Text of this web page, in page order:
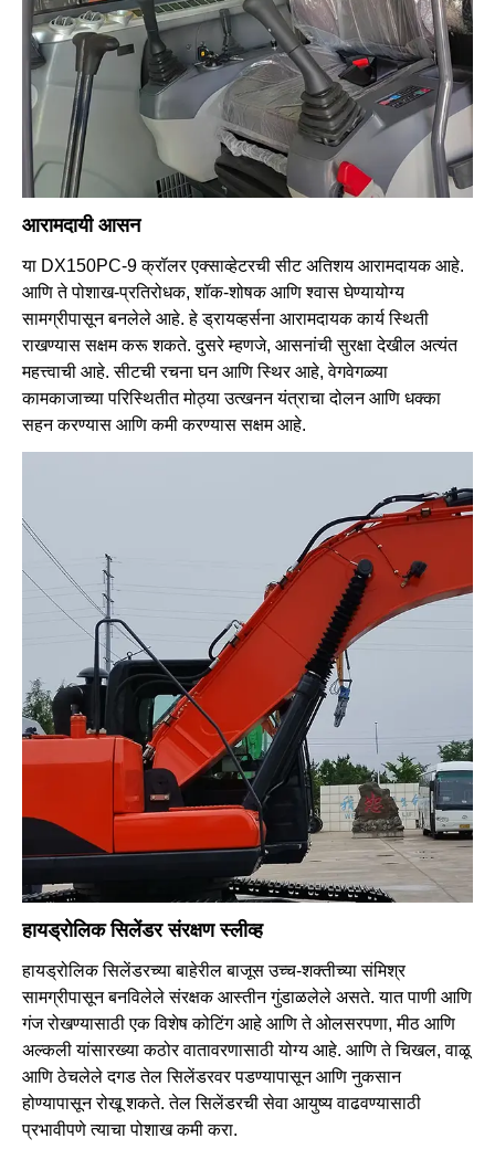
आरामदायी आसन
या DX150PC-9 क्रॉलर एक्साव्हेटरची सीट अतिशय आरामदायक आहे.
आणि ते पोशाख-प्रतिरोधक, शॉक-शोषक आणि श्वास घेण्यायोग्य
सामग्रीपासून बनलेले आहे. हे ड्रायव्हर्सना आरामदायक कार्य स्थिती
राखण्यास सक्षम करू शकते. दुसरे म्हणजे, आसनांची सुरक्षा देखील अत्यंत
महत्त्वाची आहे. सीटची रचना घन आणि स्थिर आहे, वेगवेगळ्या
कामकाजाच्या परिस्थितीत मोठ्या उत्खनन यंत्राचा दोलन आणि धक्का
सहन करण्यास आणि कमी करण्यास सक्षम आहे.
हायड्रोलिक सिलेंडर संरक्षण स्लीव्ह
हायड्रोलिक सिलेंडरच्या बाहेरील बाजूस उच्च-शक्तीच्या संमिश्र
सामग्रीपासून बनविलेले संरक्षक आस्तीन गुंडाळलेले असते. यात पाणी आणि
गंज रोखण्यासाठी एक विशेष कोटिंग आहे आणि ते ओलसरपणा, मीठ आणि
अल्कली यांसारख्या कठोर वातावरणासाठी योग्य आहे. आणि ते चिखल, वाळू
आणि ठेचलेले दगड तेल सिलेंडरवर पडण्यापासून आणि नुकसान
होण्यापासून रोखू शकते. तेल सिलेंडरची सेवा आयुष्य वाढवण्यासाठी
प्रभावीपणे त्याचा पोशाख कमी करा.